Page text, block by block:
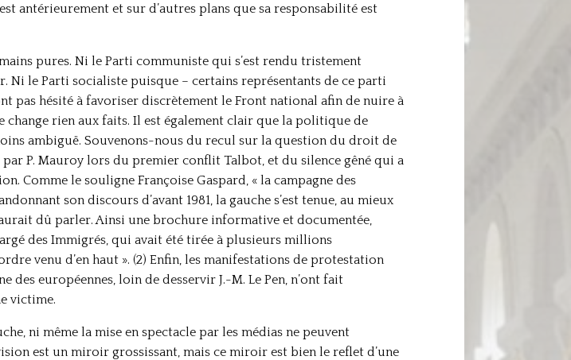
antérieurement et sur d’autres plans que sa responsabilité est
pures. Ni le Parti communiste qui s’est rendu tristement
Ni le Parti socialiste puisque – certains représentants de ce parti
pas hésité à favoriser discrètement le Front national afin de nuire à
change rien aux faits. Il est également clair que la politique de
ambiguë. Souvenons-nous du recul sur la question du droit de
P. Mauroy lors du premier conflit Talbot, et du silence gêné qui a
Comme le souligne Françoise Gaspard, « la campagne des
son discours d’avant 1981, la gauche s’est tenue, au mieux
dû parler. Ainsi une brochure informative et documentée,
des Immigrés, qui avait été tirée à plusieurs millions
venu d’en haut ». (2) Enfin, les manifestations de protestation
européennes, loin de desservir J.-M. Le Pen, n’ont fait
victime.
ni même la mise en spectacle par les médias ne peuvent
est un miroir grossissant, mais ce miroir est bien le reflet d’une